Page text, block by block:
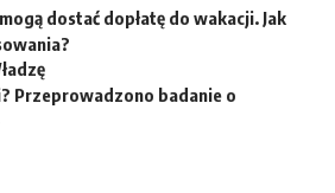
dostać dopłatę do wakacji. Jak
Przeprowadzono badanie o